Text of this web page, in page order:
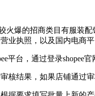
火爆的招商类目有服装
业执照，以及国内电商
平台，通过登录shopee
核结果，如果店铺通过审